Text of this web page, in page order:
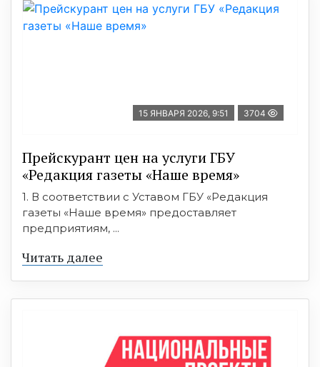
15 ЯНВАРЯ 2026, 9:51 3704
Прейскурант цен на услуги ГБУ
«Редакция газеты «Наше время»
1. В соответствии с Уставом ГБУ «Редакция
газеты «Наше время» предоставляет
предприятиям, ...
Читать далее